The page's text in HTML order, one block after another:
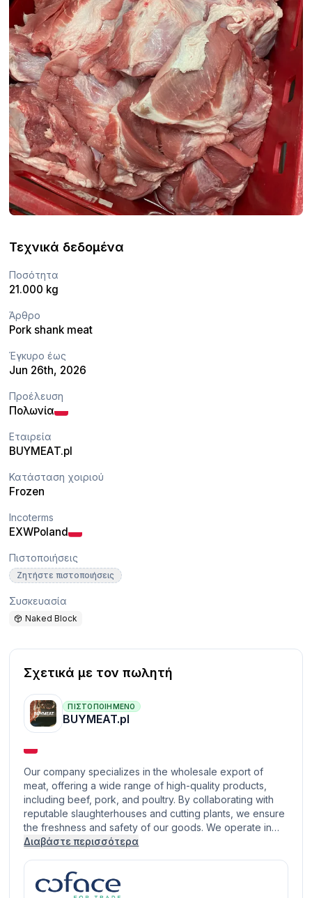
Τεχνικά δεδομένα
Ποσότητα
21.000 kg
Άρθρο
Pork shank meat
Έγκυρο έως
Jun 26th, 2026
Προέλευση
Πολωνία
Εταιρεία
BUYMEAT.pl
Κατάσταση χοιριού
Frozen
Incoterms
EXWPoland
Πιστοποιήσεις
Ζητήστε πιστοποιήσεις
Συσκευασία
Naked Block
Σχετικά με τον πωλητή
ΠΙΣΤΟΠΟΙΗΜΈΝΟ
BUYMEAT.pl
Our company specializes in the wholesale export of
meat, offering a wide range of high-quality products,
including beef, pork, and poultry. By collaborating with
reputable slaughterhouses and cutting plants, we ensure
the freshness and safety of our goods. We operate in…
Διαβάστε περισσότερα